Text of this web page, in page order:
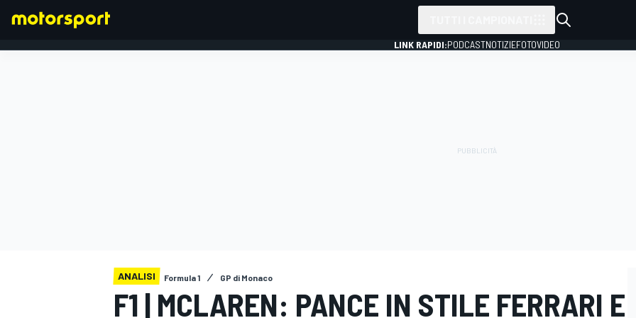
LINK RAPIDI:PODCASTNOTIZIEFOTOVIDEO
ANALISI Formula 1 GP di Monaco
F1 | MCLAREN: PANCE IN STILE FERRARI E